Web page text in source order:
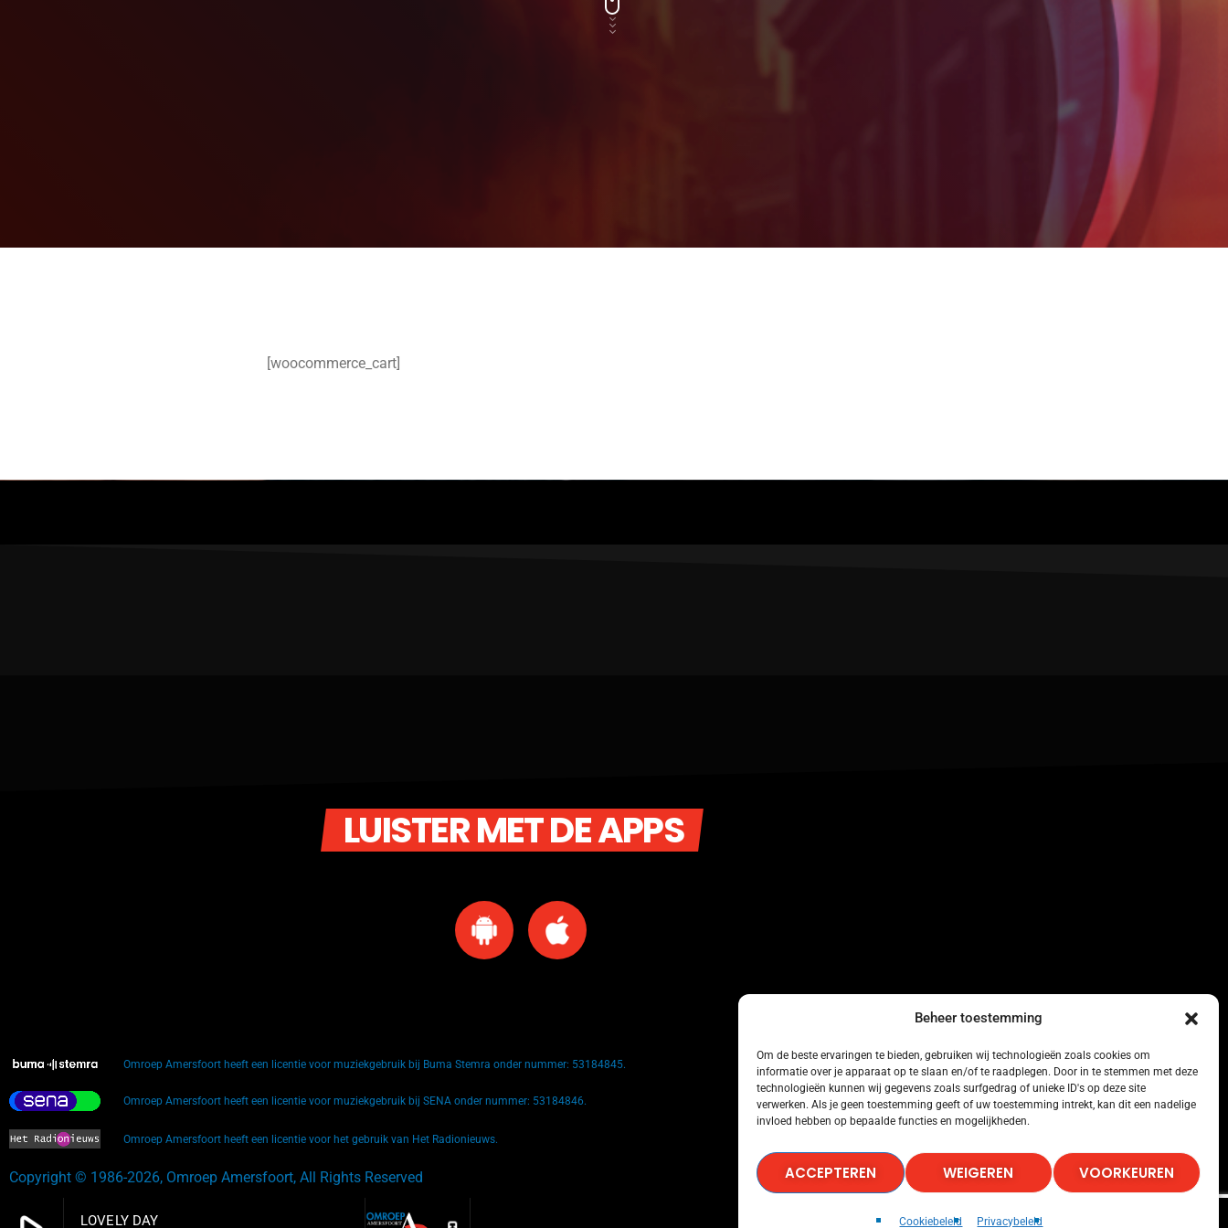
Beheer toestemming
Om de beste ervaringen te bieden, gebruiken wij technologieën zoals cookies om
informatie over je apparaat op te slaan en/of te raadplegen. Door in te stemmen met deze
technologieën kunnen wij gegevens zoals surfgedrag of unieke ID's op deze site
verwerken. Als je geen toestemming geeft of uw toestemming intrekt, kan dit een nadelige
invloed hebben op bepaalde functies en mogelijkheden.
ACCEPTEREN WEIGEREN VOORKEUREN
Cookiebeleid Privacybeleid
LOVELY DAY
[woocommerce_cart]
LUISTER MET DE APPS
Omroep Amersfoort heeft een licentie voor muziekgebruik bij Buma Stemra onder nummer: 53184845.
Omroep Amersfoort heeft een licentie voor muziekgebruik bij SENA onder nummer: 53184846.
Omroep Amersfoort heeft een licentie voor het gebruik van Het Radionieuws.
Copyright © 1986-2026, Omroep Amersfoort, All Rights Reserved